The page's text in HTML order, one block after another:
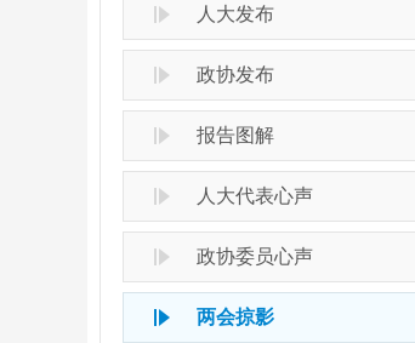
人大发布
政协发布
报告图解
人大代表心声
政协委员心声
两会掠影